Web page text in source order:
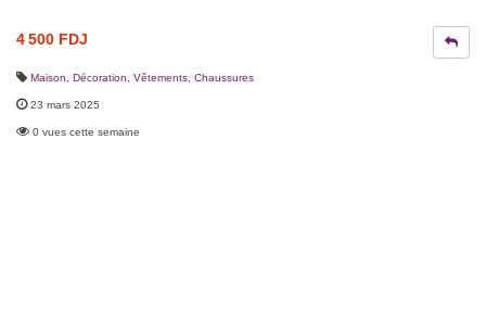
4 500 FDJ
Maison, Décoration Vêtements, Chaussures
23 mars 2025
0 vues cette semaine